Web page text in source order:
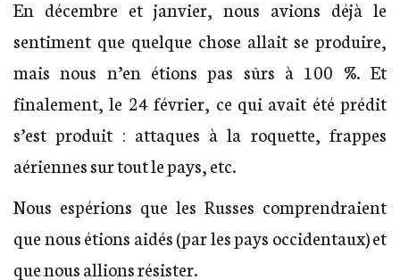
En décembre et janvier, nous avions déjà le
sentiment que quelque chose allait se produire,
mais nous n’en étions pas sûrs à 100 %. Et
finalement, le 24 février, ce qui avait été prédit
s’est produit : attaques à la roquette, frappes
aériennes sur tout le pays, etc.
Nous espérions que les Russes comprendraient
que nous étions aidés (par les pays occidentaux) et
que nous allions résister.